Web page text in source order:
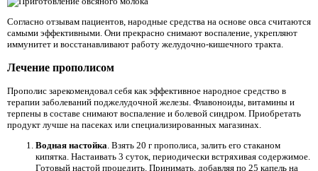
Согласно отзывам пациентов, народные средства на основе овса считаются
самыми эффективными. Они прекрасно снимают воспаление, укрепляют
иммунитет и восстанавливают работу желудочно-кишечного тракта.
Лечение прополисом
Прополис зарекомендовал себя как эффективное народное средство в
терапии заболеваний поджелудочной железы. Флавоноиды, витамины и
терпены в составе снимают воспаление и болевой синдром. Приобретать
продукт лучше на пасеках или специализированных магазинах.
Водная настойка . Взять 20 г прополиса, залить его стаканом
кипятка. Настаивать 3 суток, периодически встряхивая содержимое.
Готовый настой процедить. Принимать, добавляя по 25 капель на